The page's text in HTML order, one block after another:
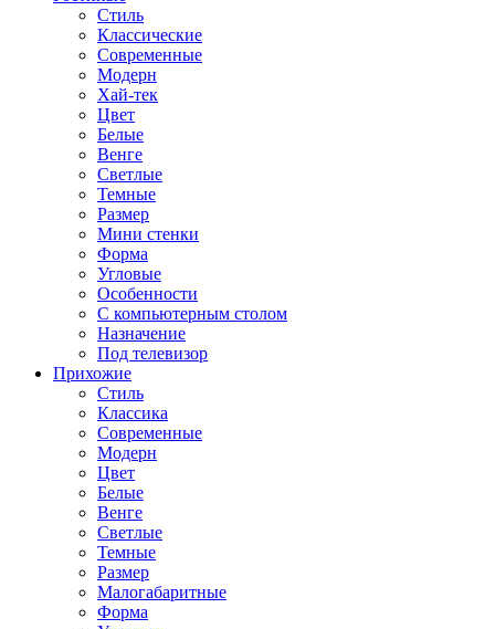
Стиль
Классические
Современные
Модерн
Хай-тек
Цвет
Белые
Венге
Светлые
Темные
Размер
Мини стенки
Форма
Угловые
Особенности
С компьютерным столом
Назначение
Под телевизор
Прихожие
Стиль
Классика
Современные
Модерн
Цвет
Белые
Венге
Светлые
Темные
Размер
Малогабаритные
Форма